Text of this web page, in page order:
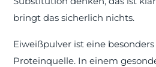
bringt das sicherlich nichts.
Eiweißpulver ist eine
Proteinquelle. In einem